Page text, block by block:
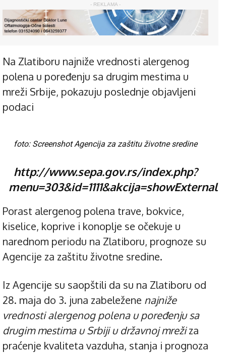
- REKLAMA -
Na Zlatiboru najniže vrednosti alergenog
polena u poređenju sa drugim mestima u
mreži Srbije, pokazuju poslednje objavljeni
podaci
foto: Screenshot Agencija za zaštitu životne sredine
http://www.sepa.gov.rs/index.php?
menu=303&id=1111&akcija=showExternal
Porast alergenog polena trave, bokvice,
kiselice, koprive i konoplje se očekuje u
narednom periodu na Zlatiboru, prognoze su
Agencije za zaštitu životne sredine.
Iz Agencije su saopštili da su na Zlatiboru od
28. maja do 3. juna zabeležene najniže
vrednosti alergenog polena u poređenju sa
drugim mestima u Srbiji u državnoj mrežiza
praćenje kvaliteta vazduha, stanja i prognoza